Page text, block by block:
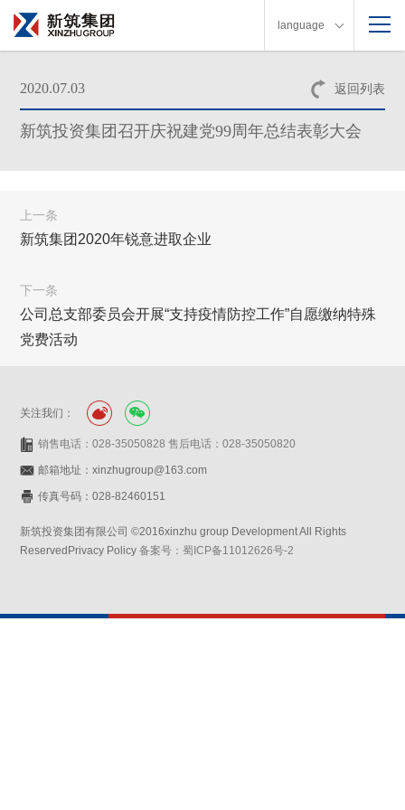
language
返回列表
2020.07.03
新筑投资集团召开庆祝建党99周年总结表彰大会
上一条
新筑集团2020年锐意进取企业
下一条
公司总支部委员会开展“支持疫情防控工作”自愿缴纳特殊
党费活动
关注我们：
销售电话：028-35050828 售后电话：028-35050820
邮箱地址：xinzhugroup@163.com
传真号码：028-82460151
新筑投资集团有限公司 ©2016xinzhu group Development All Rights
ReservedPrivacy Policy备案号：蜀ICP备11012626号-2